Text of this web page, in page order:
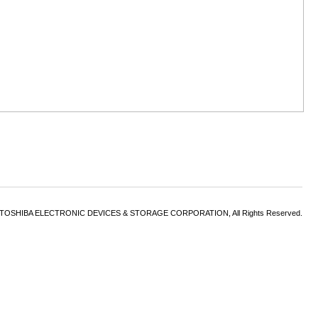
ELECTRONIC DEVICES & STORAGE CORPORATION, All Rights Reserved.